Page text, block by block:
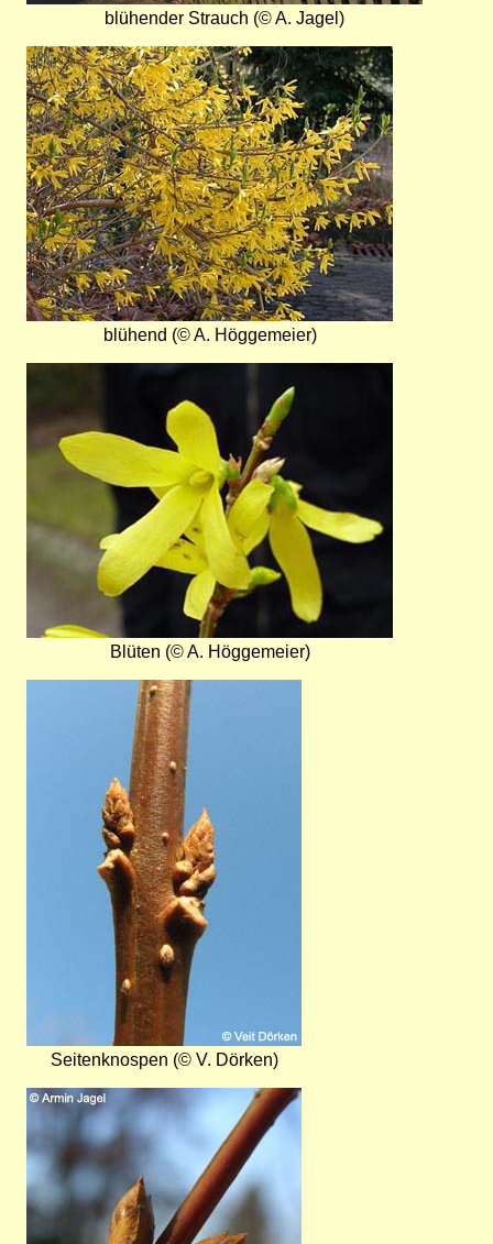
blühender Strauch (© A. Jagel)
Bild
blühend (© A. Höggemeier)
Bild
Blüten (© A. Höggemeier)
Seitenknospen (© V. Dörken)
Bild